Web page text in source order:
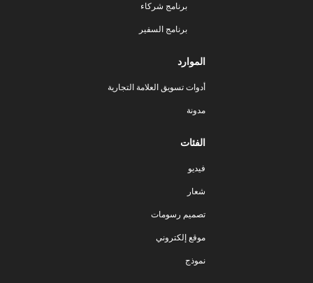
برنامج شركاء
برنامج السفير
الموارد
أدوات تسويق العلامة التجارية
مدونة
الفئات
فيديو
شعار
تصميم رسومات
موقع إلكتروني
نموذج